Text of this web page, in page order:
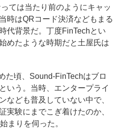
ては当たり前のようにキャッ
時はQRコード決済などもまる
代背景だ。丁度FinTechとい
めたような時期だと土屋氏は
頃、Sound-FinTechはブロ
いう。当時、エンタープライ
なども普及していない中で、
実験にまでこぎ着けたのか、
まりを伺った。